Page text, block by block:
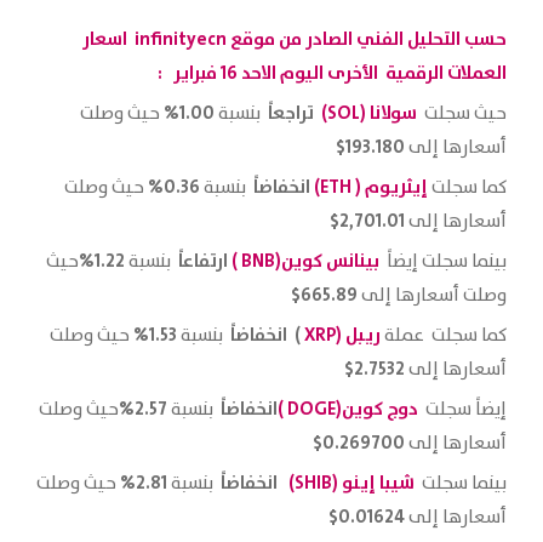
حسب التحليل الفني الصادر من موقع infinityecn اسعار
العملات الرقمية الأخرى اليوم الاحد 16 فبراير :
حيث سجلت سولانا (SOL) تراجعاً بنسبة1.00%
حيث وصلت
أسعارها إلى193.180$
كما سجلتإيثريوم( ETH) انخفاضاً بنسبة0.36%
حيث وصلت
أسعارها إلى2,701.01$
بينما سجلت إيضاً بينانس كوين(BNB ) ارتفاعاً بنسبة
حيث
وصلت أسعارها إلى
كما سجلت عملةريبل (XRP
) انخفاضاً بنسبة
حيث وصلت
أسعارها إلى2.7532$
إيضاً سجلت دوج كوين(DOGE ) انخفاضاً بنسبة
حيث وصلت
أسعارها إلى
بينما سجلت شيبا إينو (SHIB) انخفاضاً بنسبة2.81%
حيث وصلت
أسعارها إلى0.01624$